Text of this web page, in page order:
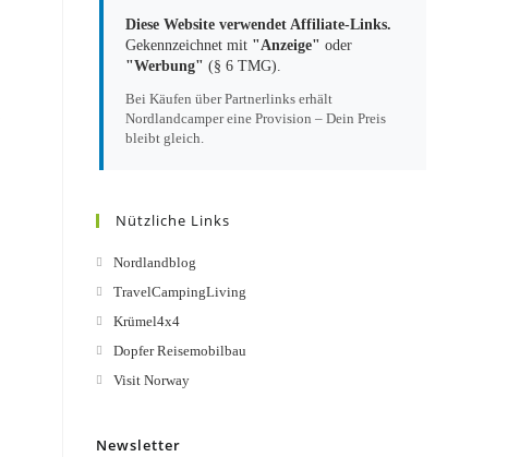
Diese Website verwendet Affiliate-Links.
Gekennzeichnet mit "Anzeige" oder
"Werbung" (§ 6 TMG).
Bei Käufen über Partnerlinks erhält
Nordlandcamper eine Provision – Dein Preis
bleibt gleich.
Nützliche Links
Nordlandblog
TravelCampingLiving
Krümel4x4
Dopfer Reisemobilbau
Visit Norway
Newsletter